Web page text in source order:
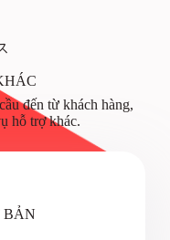
đến từ khách hàng,
hỗ trợ khác.
BẢN